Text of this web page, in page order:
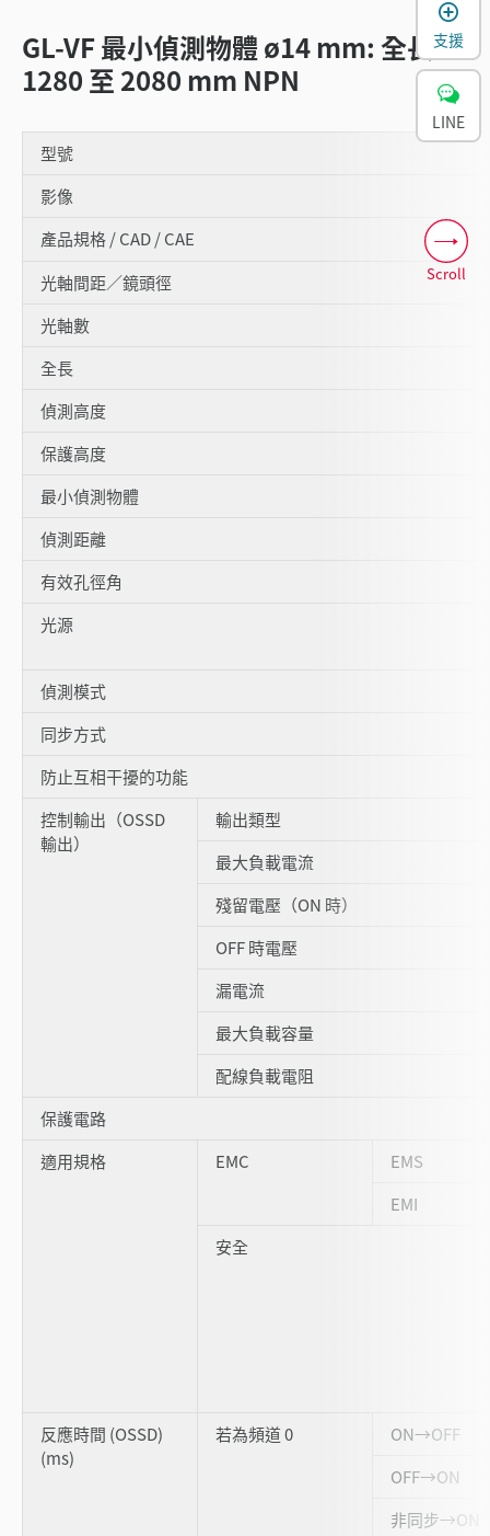
GL-VF 最小偵測物體 ø14 mm: 全長
1280 至 2080 mm NPN
型號
影像
產品規格 / CAD / CAE
光軸間距／鏡頭徑
光軸數
全長
偵測高度
保護高度
最小偵測物體
偵測距離
有效孔徑角
光源
偵測模式
同步方式
防止互相干擾的功能
控制輸出（OSSD
輸出）
輸出類型
最大負載電流
殘留電壓（ON 時）
OFF 時電壓
漏電流
最大負載容量
配線負載電阻
保護電路
適用規格
EMC
EMS
EMI
安全
反應時間 (OSSD)
(ms)
若為頻道 0
ON→OFF
OFF→ON
非同步→ON
Scroll
支援
LINE